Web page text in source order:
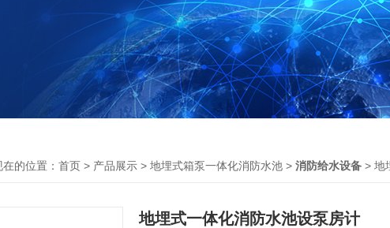
的位置： 首页 > 产品展示 > 地埋式箱泵一体化消防水池 > 消防给水设备 > 地埋
地埋式一体化消防水池设泵房计